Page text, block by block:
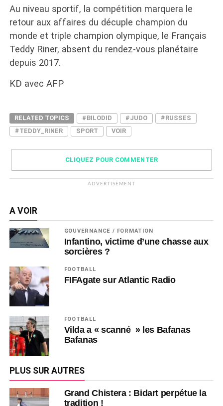
Au niveau sportif, la compétition marquera le
retour aux affaires du décuple champion du
monde et triple champion olympique, le Français
Teddy Riner, absent du rendez-vous planétaire
depuis 2017.
KD avec AFP
RELATED TOPICS #BILODID #JUDO
#RUSSES
#TEDDY_RINER
SPORT VOIR
CLIQUEZ POUR COMMENTER
ADVERTISEMENT
A VOIR
GOUVERNANCE / FORMATION
Infantino, victime d’une chasse aux
sorcières ?
FOOTBALL
FIFAgate sur Atlantic Radio
FOOTBALL
Vilda a « scanné » les Bafanas
Bafanas
PLUS SUR AUTRES
Grand Chistera : Bidart perpétue la
tradition !